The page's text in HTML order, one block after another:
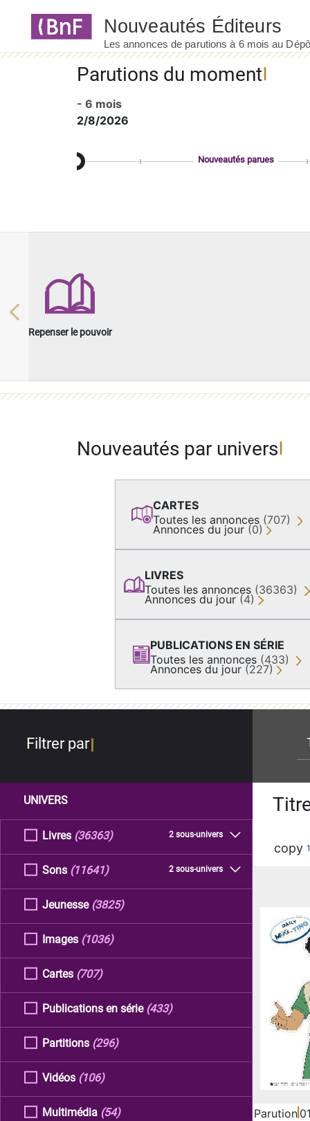
Parutions du moment
- 6 mois
2/8/2026
Nouveautés parues
Repenser le pouvoir
Previous
Nouveautés par univers
CARTES
Toutes les annonces (707)
Annonces du jour (0)
LIVRES
Toutes les annonces (36363)
Annonces du jour (4)
PUBLICATIONS EN SÉRIE
Toutes les annonces (433)
Annonces du jour (227)
Filtrer par
UNIVERS
Livres 2 sous-univers
(36363)
Sons 2 sous-univers
(11641)
Jeunesse (3825)
Images (1036)
Cartes (707)
Publications en série (433)
Partitions (296)
Vidéos (106)
Multimédia (54)
copy
Parution